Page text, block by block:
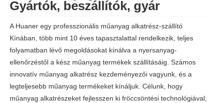
Gyártók, beszállítók, gyár
A Huaner egy professzionális műanyag alkatrész-szállító
Kínában, több mint 10 éves tapasztalattal rendelkezik, teljes
folyamatban lévő megoldásokat kínálva a nyersanyag-
ellenőrzéstől a kész műanyag termékek szállításáig. Számos
innovatív műanyag alkatrész kezdeményezői vagyunk, és a
legteljesebb műanyag termékeket kínáljuk. Célunk, hogy
műanyag alkatrészeket fejlesszen ki fröccsöntési technológiával,